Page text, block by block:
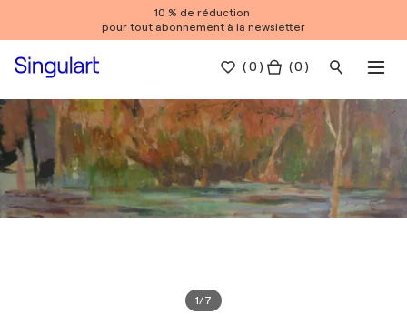
10 % de réduction
pour tout abonnement à la newsletter
(0 ) ( 0 )
1/7